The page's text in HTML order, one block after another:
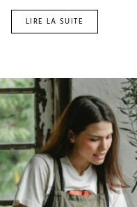
LIRE LA SUITE